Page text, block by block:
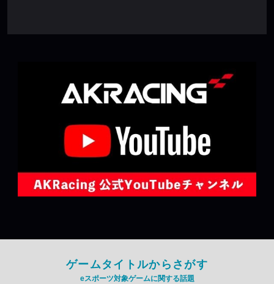
ゲームタイトルからさがす
eスポーツ対象ゲームに関する話題